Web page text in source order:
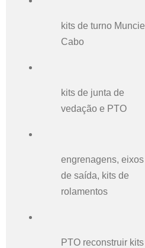
kits de turno Muncie
Cabo
kits de junta de
vedação e PTO
engrenagens, eixos
de saída, kits de
rolamentos
PTO reconstruir kits